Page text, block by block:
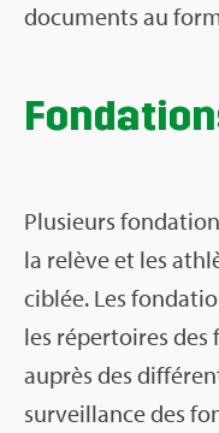
docu­ments au
Plu­sieurs
la relève et les
ciblée. Les
les réper­toires
auprès des
sur­veillance des